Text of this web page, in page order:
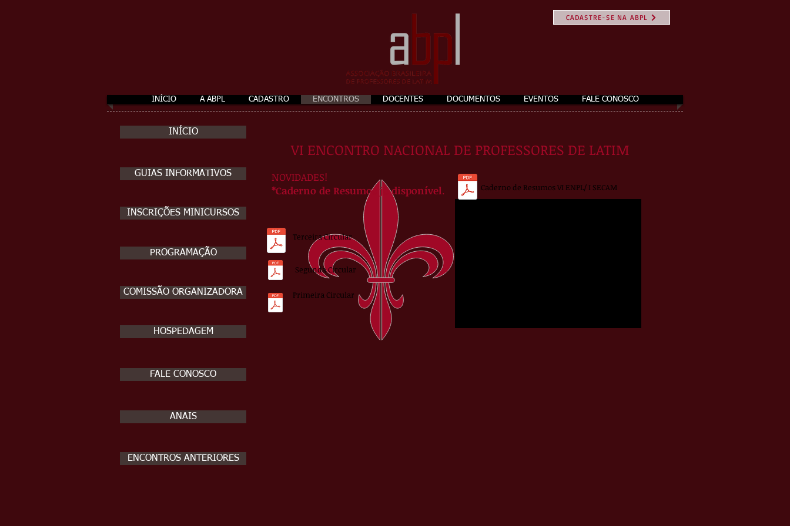
CADASTRE-SE NA ABPL
INÍCIO A ABPL CADASTRO ENCONTROS DOCENTES DOCUMENTOS EVENTOS FALE CONOSCO
INÍCIO
GUIAS INFORMATIVOS
INSCRIÇÕES MINICURSOS
PROGRAMAÇÃO
COMISSÃO ORGANIZADORA
HOSPEDAGEM
FALE CONOSCO
ANAIS
ENCONTROS ANTERIORES
VI ENCONTRO NACIONAL DE PROFESSORES DE LATIM
NOVIDADES!
*Caderno de Resumos já disponível.
Segunda Circular
Primeira Circular
Terceira Circular
Caderno de Resumos VI ENPL/ I SECAM